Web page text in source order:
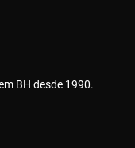
BH desde 1990.